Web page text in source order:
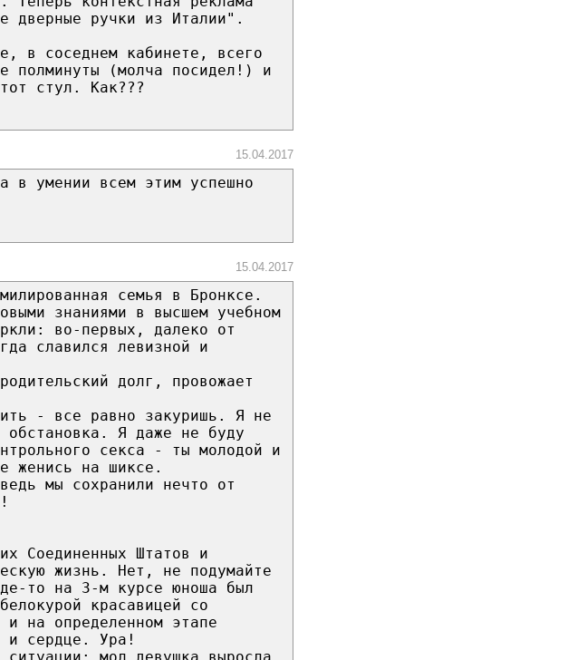
дверные ручки из Италии".
в соседнем кабинете, всего
полминуты (молча посидел!) и
стул. Как???
15.04.2017
в умении всем этим успешно
15.04.2017
семья в Бронксе.
знаниями в высшем учебном
во-первых, далеко от
славился левизной и
долг, провожает
- все равно закуришь. Я не
Я даже не буду
секса - ты молодой и
женись на шиксе.
мы сохранили нечто от
Соединенных Штатов и
жизнь. Нет, не подумайте
то на 3-м курсе юноша был
красавицей со
и на определенном этапе
и сердце. Ура!